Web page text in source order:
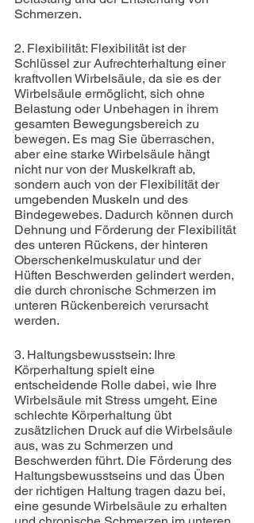
Schmerzen.
2. Flexibilität: Flexibilität ist der
Schlüssel zur Aufrechterhaltung einer
kraftvollen Wirbelsäule, da sie es der
Wirbelsäule ermöglicht, sich ohne
Belastung oder Unbehagen in ihrem
gesamten Bewegungsbereich zu
bewegen. Es mag Sie überraschen,
aber eine starke Wirbelsäule hängt
nicht nur von der Muskelkraft ab,
sondern auch von der Flexibilität der
umgebenden Muskeln und des
Bindegewebes. Dadurch können durch
Dehnung und Förderung der Flexibilität
des unteren Rückens, der hinteren
Oberschenkelmuskulatur und der
Hüften Beschwerden gelindert werden,
die durch chronische Schmerzen im
unteren Rückenbereich verursacht
werden.
3. Haltungsbewusstsein: Ihre
Körperhaltung spielt eine
entscheidende Rolle dabei, wie Ihre
Wirbelsäule mit Stress umgeht. Eine
schlechte Körperhaltung übt
zusätzlichen Druck auf die Wirbelsäule
aus, was zu Schmerzen und
Beschwerden führt. Die Förderung des
Haltungsbewusstseins und das Üben
der richtigen Haltung tragen dazu bei,
eine gesunde Wirbelsäule zu erhalten